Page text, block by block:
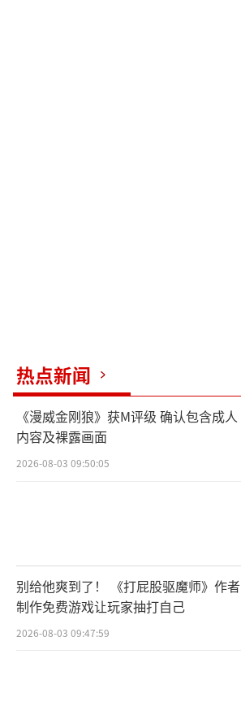
热点新闻
《漫威金刚狼》获M评级 确认包含成人
内容及裸露画面
2026-08-03 09:50:05
别给他爽到了！ 《打屁股驱魔师》作者
制作免费游戏让玩家抽打自己
2026-08-03 09:47:59